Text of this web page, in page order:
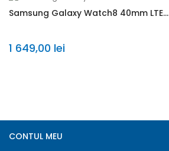
Samsung Galaxy Watch8 40mm LTE...
1 649,00 lei
CONTUL MEU